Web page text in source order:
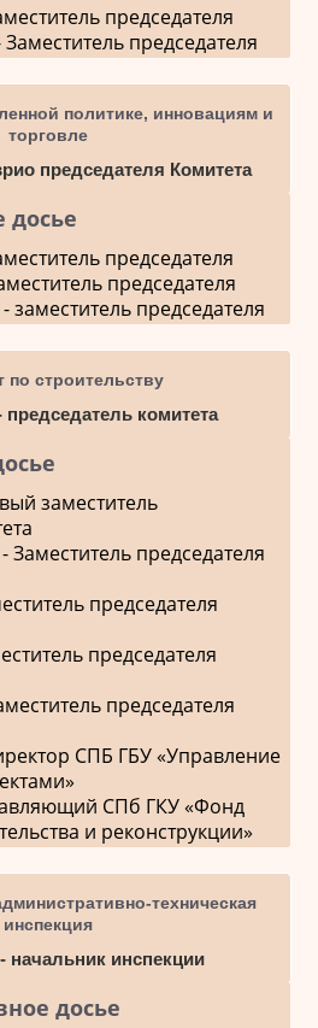
председателя
Заместитель председателя
политике, инновациям и
торговле
председателя Комитета
председателя
председателя
- заместитель председателя
по строительству
председатель комитета
заместитель
- Заместитель председателя
председателя
председателя
председателя
СПБ ГБУ «Управление
СПб ГКУ «Фонд
и реконструкции»
техническая
инспекция
начальник инспекции
досье